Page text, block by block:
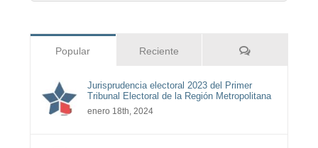
Popular Reciente Comentarios
Jurisprudencia electoral 2023 del Primer
Tribunal Electoral de la Región Metropolitana
enero 18th, 2024